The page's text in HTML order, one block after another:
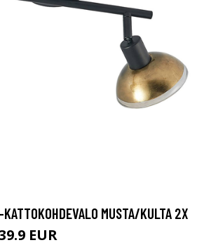
MUSTA/KULTA 2X
EUR